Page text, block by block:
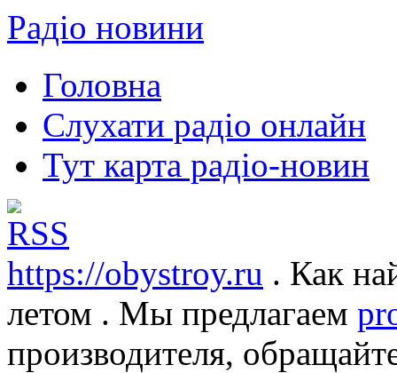
Радіо новини
Головна
Слухати радіо онлайн
Тут карта радіо-новин
https://obystroy.ru . Как
летом . Мы предлагаем
производителя,